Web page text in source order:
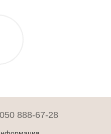
050 888-67-28